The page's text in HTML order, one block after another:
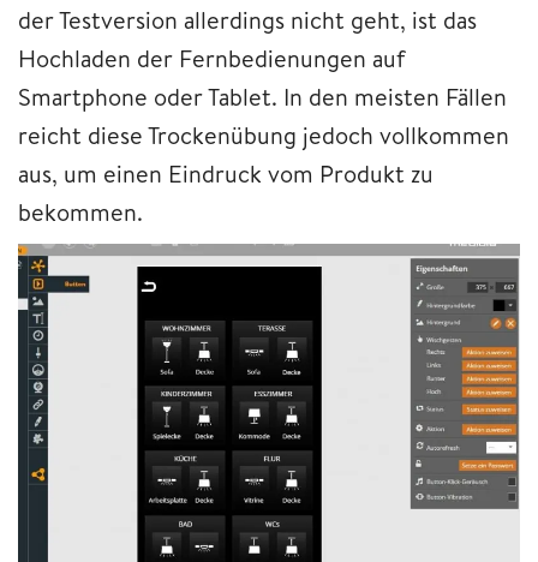
der Testversion allerdings nicht geht, ist das
Hochladen der Fernbedienungen auf
Smartphone oder Tablet. In den meisten Fällen
reicht diese Trockenübung jedoch vollkommen
aus, um einen Eindruck vom Produkt zu
bekommen.